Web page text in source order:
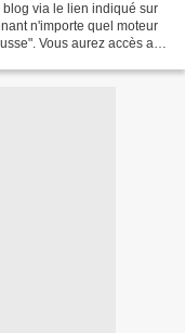
via le lien indiqué sur
n'importe quel moteur
Vous aurez accès aux